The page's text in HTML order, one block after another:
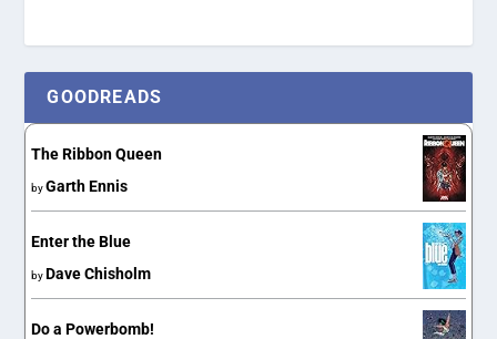
GOODREADS
The Ribbon Queen
byGarth Ennis
Enter the Blue
by Dave Chisholm
Do a Powerbomb!